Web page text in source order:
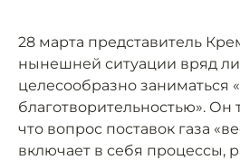
28 марта представитель
нынешней ситуации вряд
целесообразно заниматься
благотворительностью». Он
что вопрос поставок газа
включает в себя процессы,